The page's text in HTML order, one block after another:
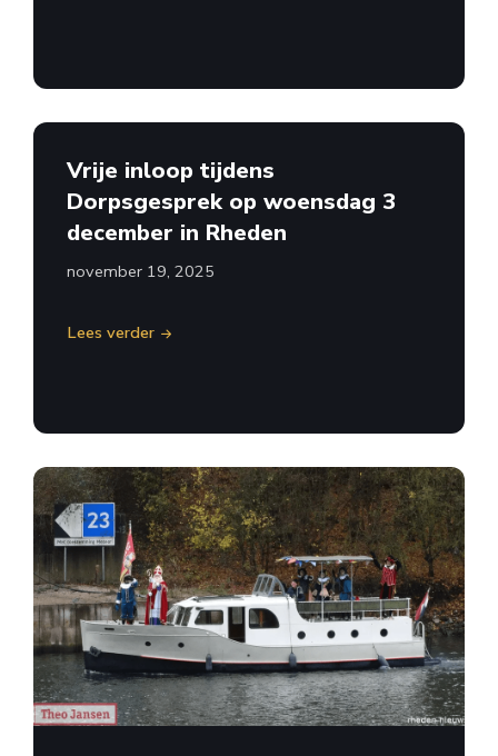
Vrije inloop tijdens
Dorpsgesprek op woensdag 3
december in Rheden
november 19, 2025
Lees verder